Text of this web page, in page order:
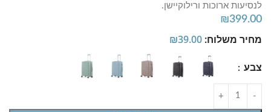
לנסיעות ארוכות ורילוקיישן.
₪399.00
מחיר משלוח: ₪39.00
צבע